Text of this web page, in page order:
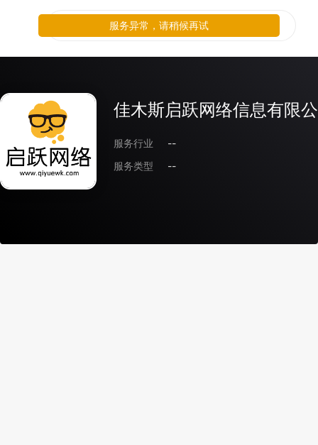
佳木斯启跃网络信息有限
服务行业
--
服务类型
--
服务异常，请稍候再试